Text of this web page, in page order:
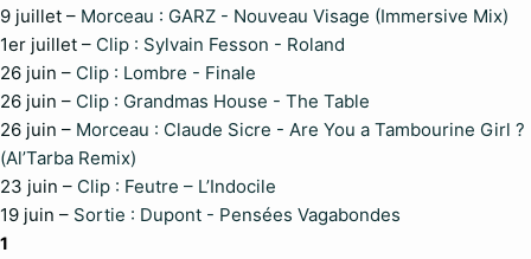
9 juillet – Morceau : GARZ - Nouveau Visage (Immersive Mix)
1er juillet – Clip : Sylvain Fesson - Roland
26 juin – Clip : Lombre - Finale
26 juin – Clip : Grandmas House - The Table
26 juin – Morceau : Claude Sicre - Are You a Tambourine Girl ?
(Al’Tarba Remix)
23 juin – Clip : Feutre – L’Indocile
19 juin – Sortie : Dupont - Pensées Vagabondes
1